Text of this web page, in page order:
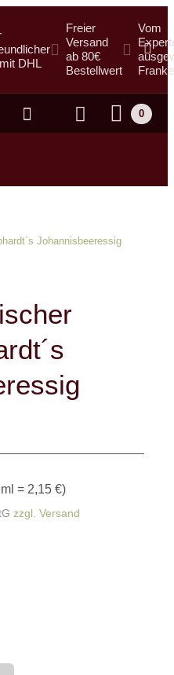
DHL
Freier
Versand
ab 80€
Bestellwert
Vom
Suche
0
Johannisbeeressig
= 2,15 €)
zzgl. Versand